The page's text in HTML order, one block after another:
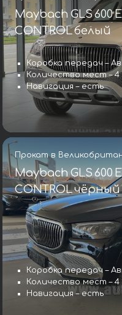
Maybach GLS 600
CONTROL белый
Коробка передач –
Количество мест – 4
Навигация – есть
Прокат в
Maybach GLS 600
CONTROL чёрный
Коробка передач –
Количество мест – 4
Навигация – есть